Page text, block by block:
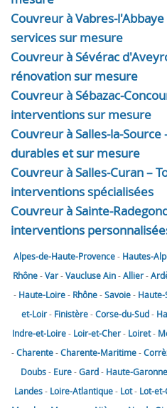
Couvreur à Vabres-
services sur mesure
Couvreur à Sévérac
rénovation sur mesure
Couvreur à Sébazac-
interventions sur mesure
Couvreur à Salles-la-
durables et sur mesure
Couvreur à Salles-Curan –
interventions spécialisées
Couvreur à Sainte-
interventions
Alpes-de-Haute-Provence- Hautes-
Rhône-Var-VaucluseAin-Allier-
- Haute-Loire- Rhône-Savoie- Haute-
et-Loir- Finistère-Corse-du-Sud-
Indre-et-Loire- Loir-et-Cher- Loiret-
-Charente-Charente-Maritime-
Doubs- Eure-Gard- Haute-Garonne
Landes- Loire-Atlantique- Lot- Lot-